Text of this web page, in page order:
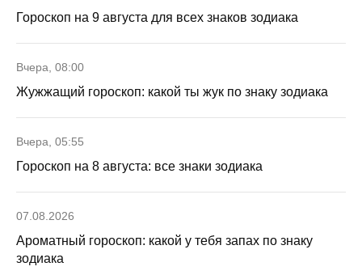
Гороскоп на 9 августа для всех знаков зодиака
Вчера, 08:00
Жужжащий гороскоп: какой ты жук по знаку зодиака
Вчера, 05:55
Гороскоп на 8 августа: все знаки зодиака
07.08.2026
Ароматный гороскоп: какой у тебя запах по знаку
зодиака